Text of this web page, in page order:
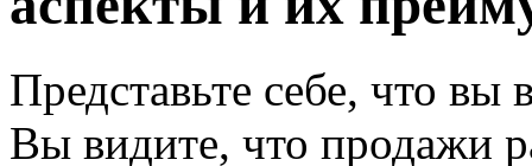
Представьте себе, что вы
Вы видите, что продажи